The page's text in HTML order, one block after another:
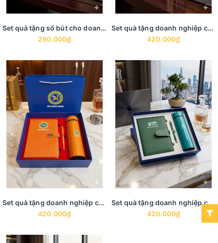
Set quà tặng sổ bút cho doanh nghiệp - GS 7
290.000₫
Set quà tặng doanh nghiệp có sẵn GS 6
420.000₫
Set quà tặng doanh nghiệp có sẵn GS 5
420.000₫
Set quà tặng doanh nghiệp có sẵn GS 4
420.000₫